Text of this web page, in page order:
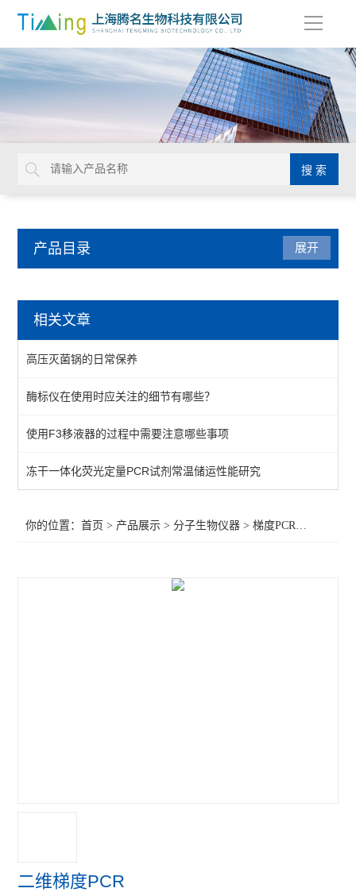
导
产品目录
荧光计
核酸提取仪
荧光定量PCR仪
梯度PCR仪
超微量分光光度计
展开
相关文章
高压灭菌锅的日常保养
酶标仪在使用时应关注的细节有哪些？
使用F3移液器的过程中需要注意哪些事项
冻干一体化荧光定量PCR试剂常温储运性能研究
你的位置：首页 > 产品展示 >分子生物仪器 >梯度PCR仪
二维梯度PCR